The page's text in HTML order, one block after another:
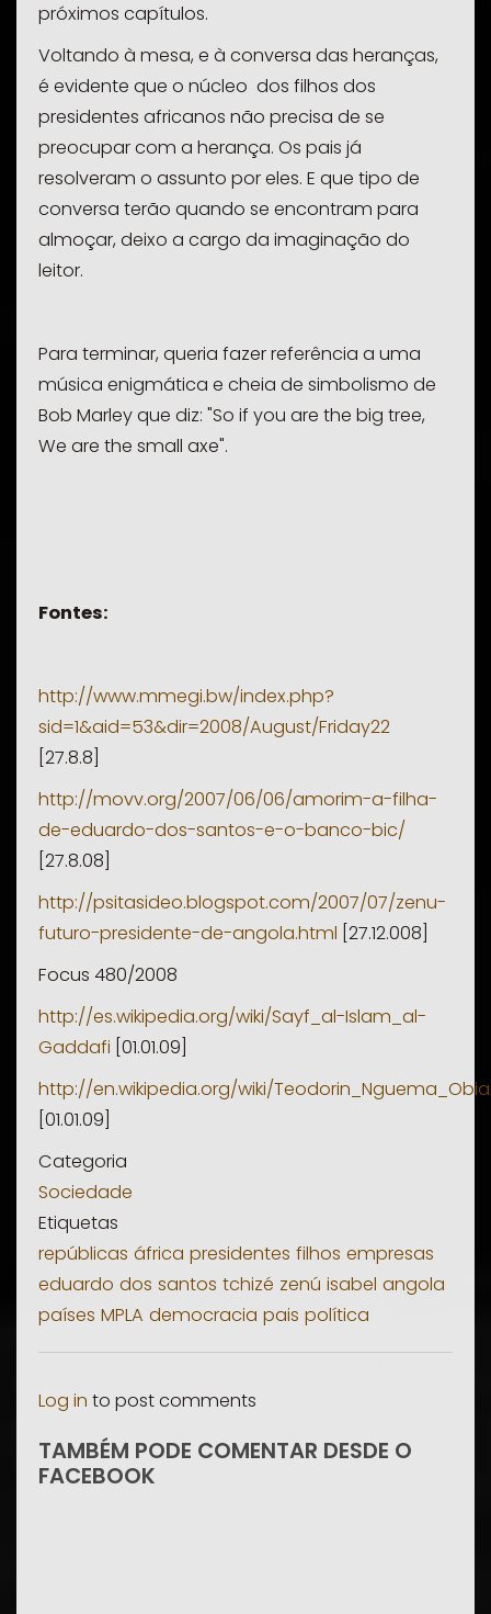
próximos capítulos.
Voltando à mesa, e à conversa das heranças,
é evidente que o núcleo dos filhos dos
presidentes africanos não precisa de se
preocupar com a herança. Os pais já
resolveram o assunto por eles. E que tipo de
conversa terão quando se encontram para
almoçar, deixo a cargo da imaginação do
leitor.
Para terminar, queria fazer referência a uma
música enigmática e cheia de simbolismo de
Bob Marley que diz: "So if you are the big tree,
We are the small axe".
Fontes:
http://www.mmegi.bw/index.php?
sid=1&aid=53&dir=2008/August/Friday22
[27.8.8]
http://movv.org/2007/06/06/amorim-a-filha-
de-eduardo-dos-santos-e-o-banco-bic/
[27.8.08]
http://psitasideo.blogspot.com/2007/07/zenu-
futuro-presidente-de-angola.html [27.12.008]
Focus 480/2008
http://es.wikipedia.org/wiki/Sayf_al-Islam_al-
Gaddafi [01.01.09]
http://en.wikipedia.org/wiki/
[01.01.09]
Categoria
Sociedade
Etiquetas
repúblicas áfrica presidentes filhos empresas
eduardo dos santos tchizé zenú isabel angola
países MPLA democracia pais política
Log in to post comments
TAMBÉM PODE COMENTAR DESDE O
FACEBOOK